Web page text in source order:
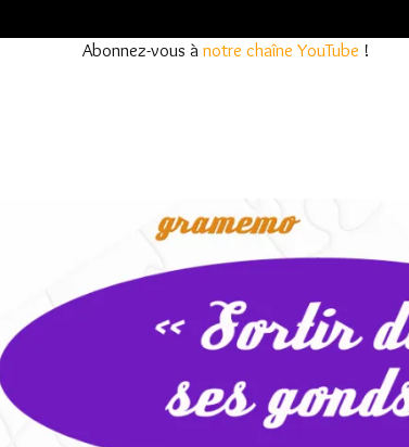
Abonnez-vous à notre chaîne YouTube !